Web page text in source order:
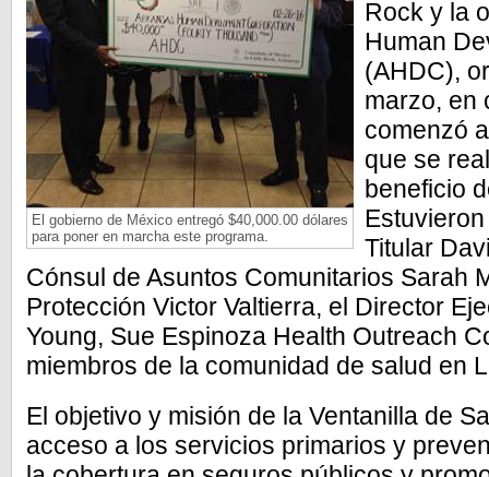
El gobierno de México entregó $40,000.00 dólares
para poner en marcha este programa.
Rock y la
Human
(AHDC),
marzo, en
comenzó
que se
beneficio
Titular
Cónsul de Asuntos Comunitarios Sarah
Protección Victor Valtierra, el Director
Young, Sue Espinoza Health Outreach
miembros de la comunidad de salud en
El objetivo y misión de la Ventanilla de
acceso a los servicios primarios y